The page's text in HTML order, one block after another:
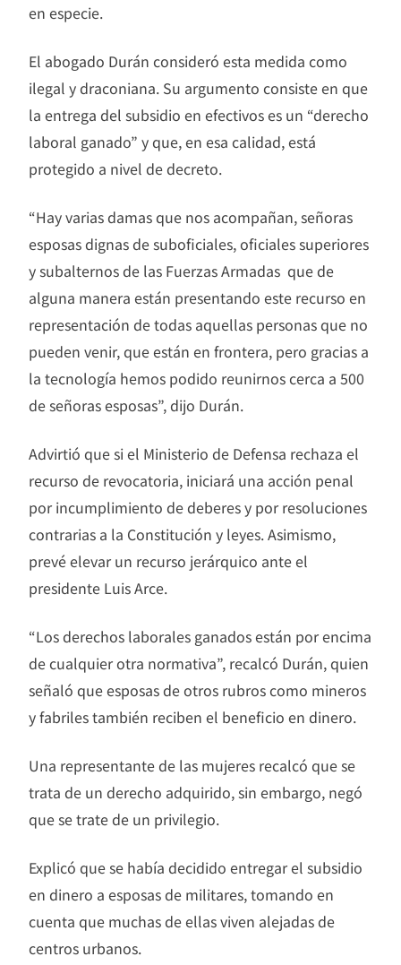
en especie.
El abogado Durán consideró esta medida como
ilegal y draconiana. Su argumento consiste en que
la entrega del subsidio en efectivos es un “derecho
laboral ganado” y que, en esa calidad, está
protegido a nivel de decreto.
“Hay varias damas que nos acompañan, señoras
esposas dignas de suboficiales, oficiales superiores
y subalternos de las Fuerzas Armadas que de
alguna manera están presentando este recurso en
representación de todas aquellas personas que no
pueden venir, que están en frontera, pero gracias a
la tecnología hemos podido reunirnos cerca a 500
de señoras esposas”, dijo Durán.
Advirtió que si el Ministerio de Defensa rechaza el
recurso de revocatoria, iniciará una acción penal
por incumplimiento de deberes y por resoluciones
contrarias a la Constitución y leyes. Asimismo,
prevé elevar un recurso jerárquico ante el
presidente Luis Arce.
“Los derechos laborales ganados están por encima
de cualquier otra normativa”, recalcó Durán, quien
señaló que esposas de otros rubros como mineros
y fabriles también reciben el beneficio en dinero.
Una representante de las mujeres recalcó que se
trata de un derecho adquirido, sin embargo, negó
que se trate de un privilegio.
Explicó que se había decidido entregar el subsidio
en dinero a esposas de militares, tomando en
cuenta que muchas de ellas viven alejadas de
centros urbanos.